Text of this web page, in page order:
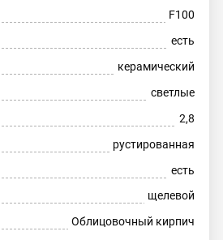
F100
есть
керамический
светлые
2,8
рустированная
есть
щелевой
Облицовочный кирпич